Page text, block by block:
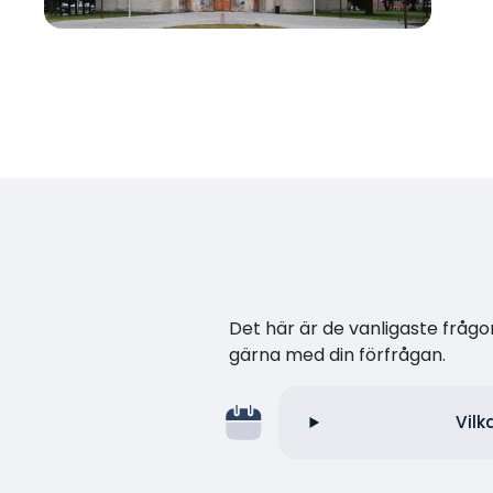
Det här är de vanligaste
gärna med din förfrågan.